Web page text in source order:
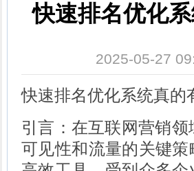
快速排名优化
2025-05-27
快速排名优化系统真的
引言：在互联网营销
可见性和流量的关键